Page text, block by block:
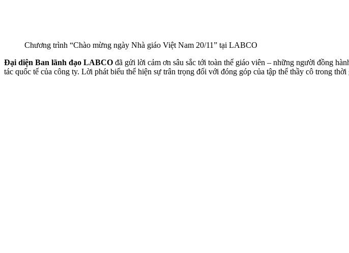
Chương trình “Chào mừng ngày Nhà giáo Việt Nam 20/11” tại LABCO
Đại diện Ban lãnh đạo LABCO đã gửi lời cảm ơn sâu sắc tới toàn thể giáo viên – những người đồng
tác quốc tế của công ty. Lời phát biểu thể hiện sự trân trọng đối với đóng góp của tập thể thầy cô trong thời